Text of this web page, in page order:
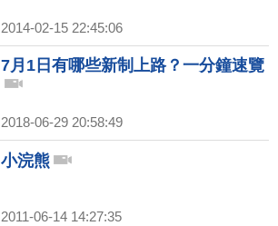
2014-02-15 22:45:06
7月1日有哪些新制上路？一分鐘速覽
2018-06-29 20:58:49
小浣熊
2011-06-14 14:27:35